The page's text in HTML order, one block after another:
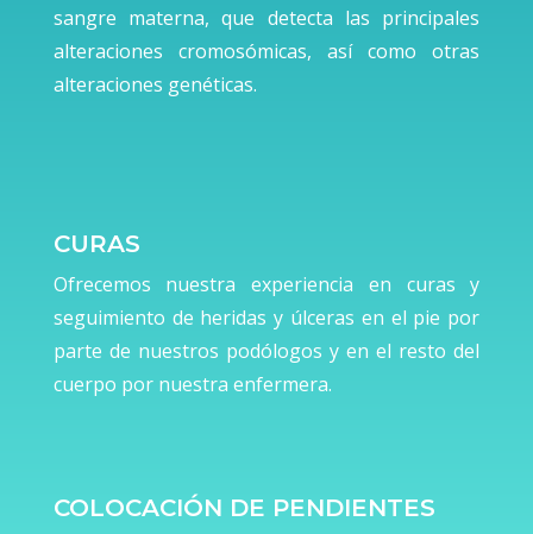
sangre materna, que detecta las principales
alteraciones cromosómicas, así como otras
alteraciones genéticas.
CURAS
Ofrecemos nuestra experiencia en curas y
seguimiento de heridas y úlceras en el pie por
parte de nuestros podólogos y en el resto del
cuerpo por nuestra enfermera.
COLOCACIÓN DE PENDIENTES